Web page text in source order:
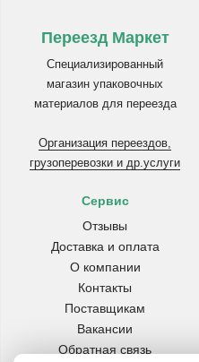
Переезд Маркет
Специализированный
магазин упаковочных
материалов для переезда
Организация переездов,
грузоперевозки и др.услуги
Сервис
Отзывы
Доставка и оплата
О компании
Контакты
Поставщикам
Вакансии
Обратная связь